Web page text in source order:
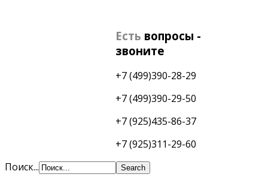
Есть вопросы -
звоните
+7 (499)390-28-29
+7 (499)390-29-50
+7 (925)435-86-37
+7 (925)311-29-60
Поиск...